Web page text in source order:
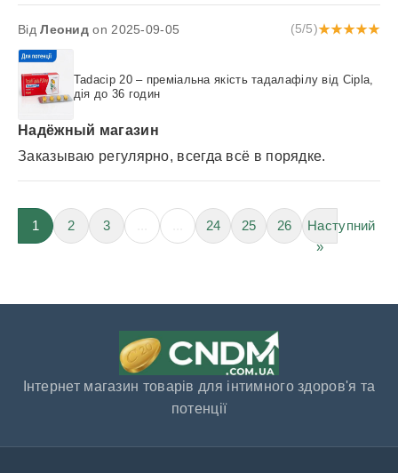
ВідЛеонид on 2025-09-05 (5/5)
Tadacip 20 – преміальна якість тадалафілу від Cipla,
дія до 36 годин
Надёжный магазин
Заказываю регулярно, всегда всё в порядке.
1 2 3 24 25 26
Наступний
»
Інтернет магазин товарів для інтимного здоров'я та
потенції